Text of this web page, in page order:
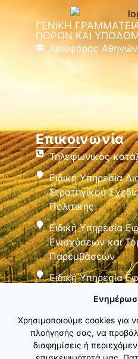
ΓΕΝΙΚΗ
ΠΟΡΩΝ ΚΑΙ
Λεωφόρος Αθηνών
Επικοινωνία
Τηλεφωνικός
Ειδική Υπηρεσία
Στρατηγικού
Πολιτικής
Ειδική Υπηρεσία
Ενισχύσεων και
Παρεμβάσεων
Ειδική Υπηρεσία
Χρησιμοποιούμε cookies για
πλοήγησής σας, να
διαφημίσεις ή